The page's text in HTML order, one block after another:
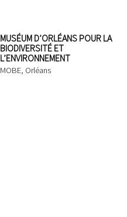
MUSÉUM D’ORLÉANS POUR LA
BIODIVERSITÉ ET
L’ENVIRONNEMENT
MOBE, Orléans